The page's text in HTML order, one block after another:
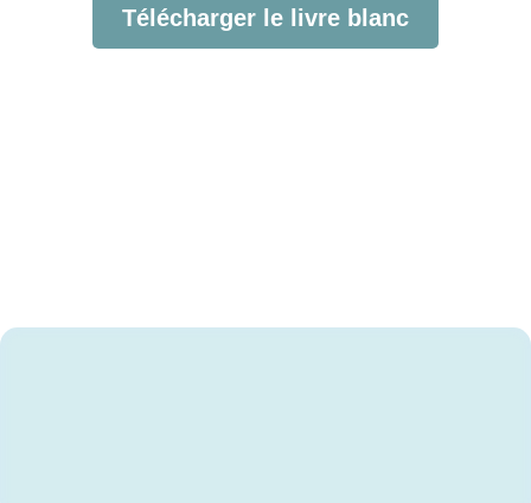
Télécharger le livre blanc